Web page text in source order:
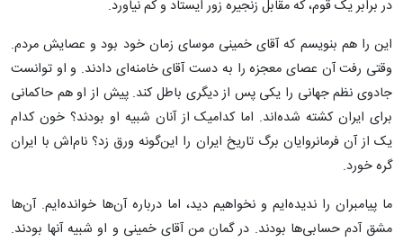
در برابر یک قوم، که مقابل زنجیره زور ایستاد و کم نیاورد.
این را هم بنویسم که آقای خمینی موسای زمان خود بود و عصایش مردم.
وقتی رفت آن عصای معجزه را به دست آقای خامنه‌ای دادند. و او توانست
جادوی نظم جهانی را یکی پس از دیگری باطل کند. پیش از او هم حاکمانی
برای ایران کشته شده‌اند. اما کدامیک از آنان شبیه او بودند؟ خون کدام
یک از آن فرمانروایان برگ تاریخ ایران را این‌گونه ورق زد؟ نام‌اش با ایران
گره خورد.
ما پیامبران را ندیده‌ایم و نخواهیم دید، اما درباره آن‌ها خوانده‌ایم. آن‌ها
مشق آدم حسابی‌ها بودند. در گمان من آقای خمینی و او شبیه آنها بودند.